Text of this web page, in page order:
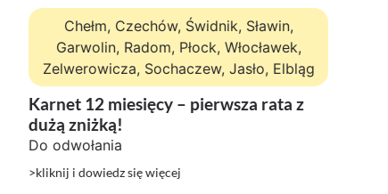
Chełm, Czechów, Świdnik, Sławin,
Garwolin, Radom, Płock, Włocławek,
Zelwerowicza, Sochaczew, Jasło, Elbląg
Karnet 12 miesięcy – pierwsza rata z
dużą zniżką!
Do odwołania
>kliknij i dowiedz się więcej